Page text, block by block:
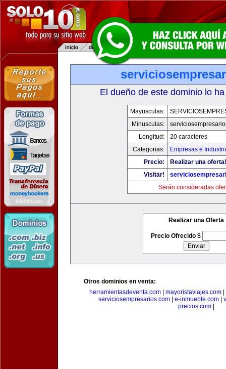
El dueño de este dominio lo
Mayusculas:
Minusculas:
Longitud:
20 caracteres
Categorias:
Empresas e
Precio:
Realizar una oferta!
Visitar!
Serán consideradas
Realizar una Oferta
Precio Ofrecido $
Otros dominios en venta:
herramientasdeventa.com| mayoristaviajes.com|
serviciosempresarios.com| e-inmueble.com|
precios.com